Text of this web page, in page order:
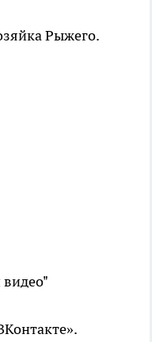
Рыжего.